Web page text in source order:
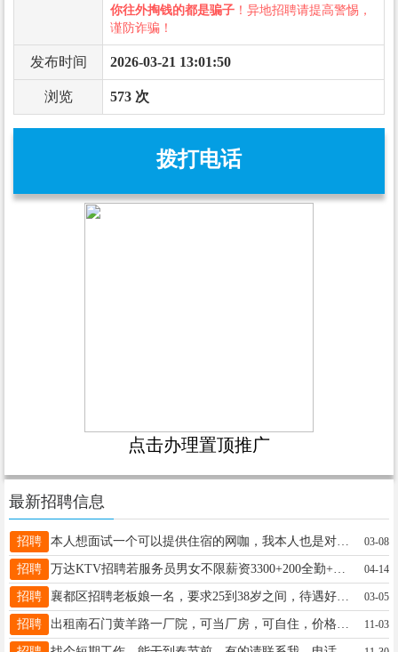
你往外掏钱的都是骗子 ！异地招聘请提高警惕，
谨防诈骗！
发布时间 2026-03-21 13:01:50
浏览 573 次
拨打电话
点击办理置顶推广
最新招聘信息
招聘 本人想面试一个可以提供住宿的网咖，我本人也是对网咖网管这个岗位很感兴趣的本人电话15614283752 03-08
招聘 万达KTV招聘若服务员男女不限薪资3300+200全勤+订房提成，月休3天，微信同号17692928714 04-14
招聘 襄都区招聘老板娘一名，要求25到38岁之间，待遇好，具体情况可以联系13673645096 同号。 03-05
招聘 出租南石门黄羊路一厂院，可当厂房，可自住，价格便宜。有意者电联15076885702。非诚勿扰 11-03